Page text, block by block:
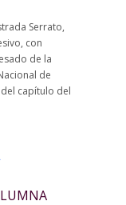
Serrato,
con
de la
de
capítulo del